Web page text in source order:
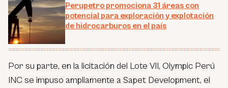
Perupetro promociona 31 áreas con
potencial para exploración y explotación
de hidrocarburos en el país
Por su parte, en la licitación del Lote VII, Olympic Perú
INC se impuso ampliamente a Sapet Development, el